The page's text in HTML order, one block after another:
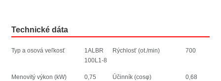
Technické dáta
Typ a osová veľkosť
1ALBR
100L1-8
Menovitý výkon (kW) 0,75
Rýchlosť (ot./min) 700
Účinník (cosφ) 0,68